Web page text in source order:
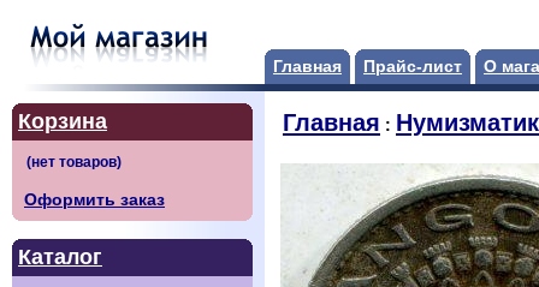
Главная Прайс-лист О
Корзина
Оформить заказ
Каталог
Главная :